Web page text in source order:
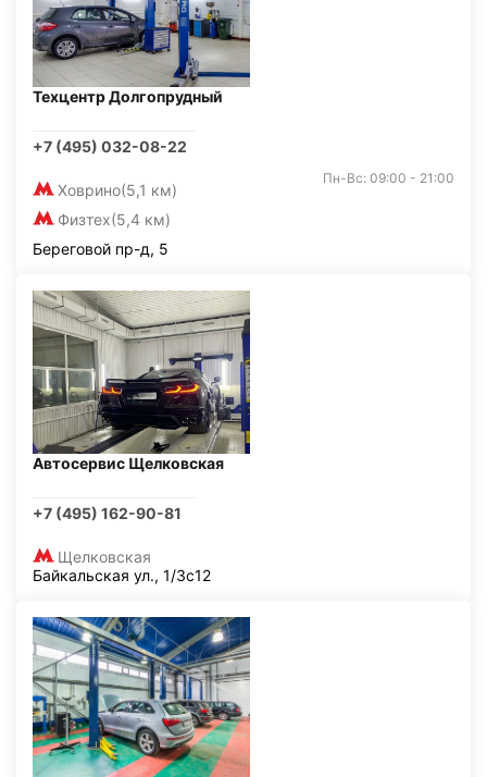
Техцентр Долгопрудный
+7 (495) 032-08-22
Ховрино(5,1 км)
Физтех(5,4 км)
Пн-Вс: 09:00 - 21:00
Береговой пр-д, 5
Автосервис Щелковская
+7 (495) 162-90-81
Щелковская
Байкальская ул., 1/3с12